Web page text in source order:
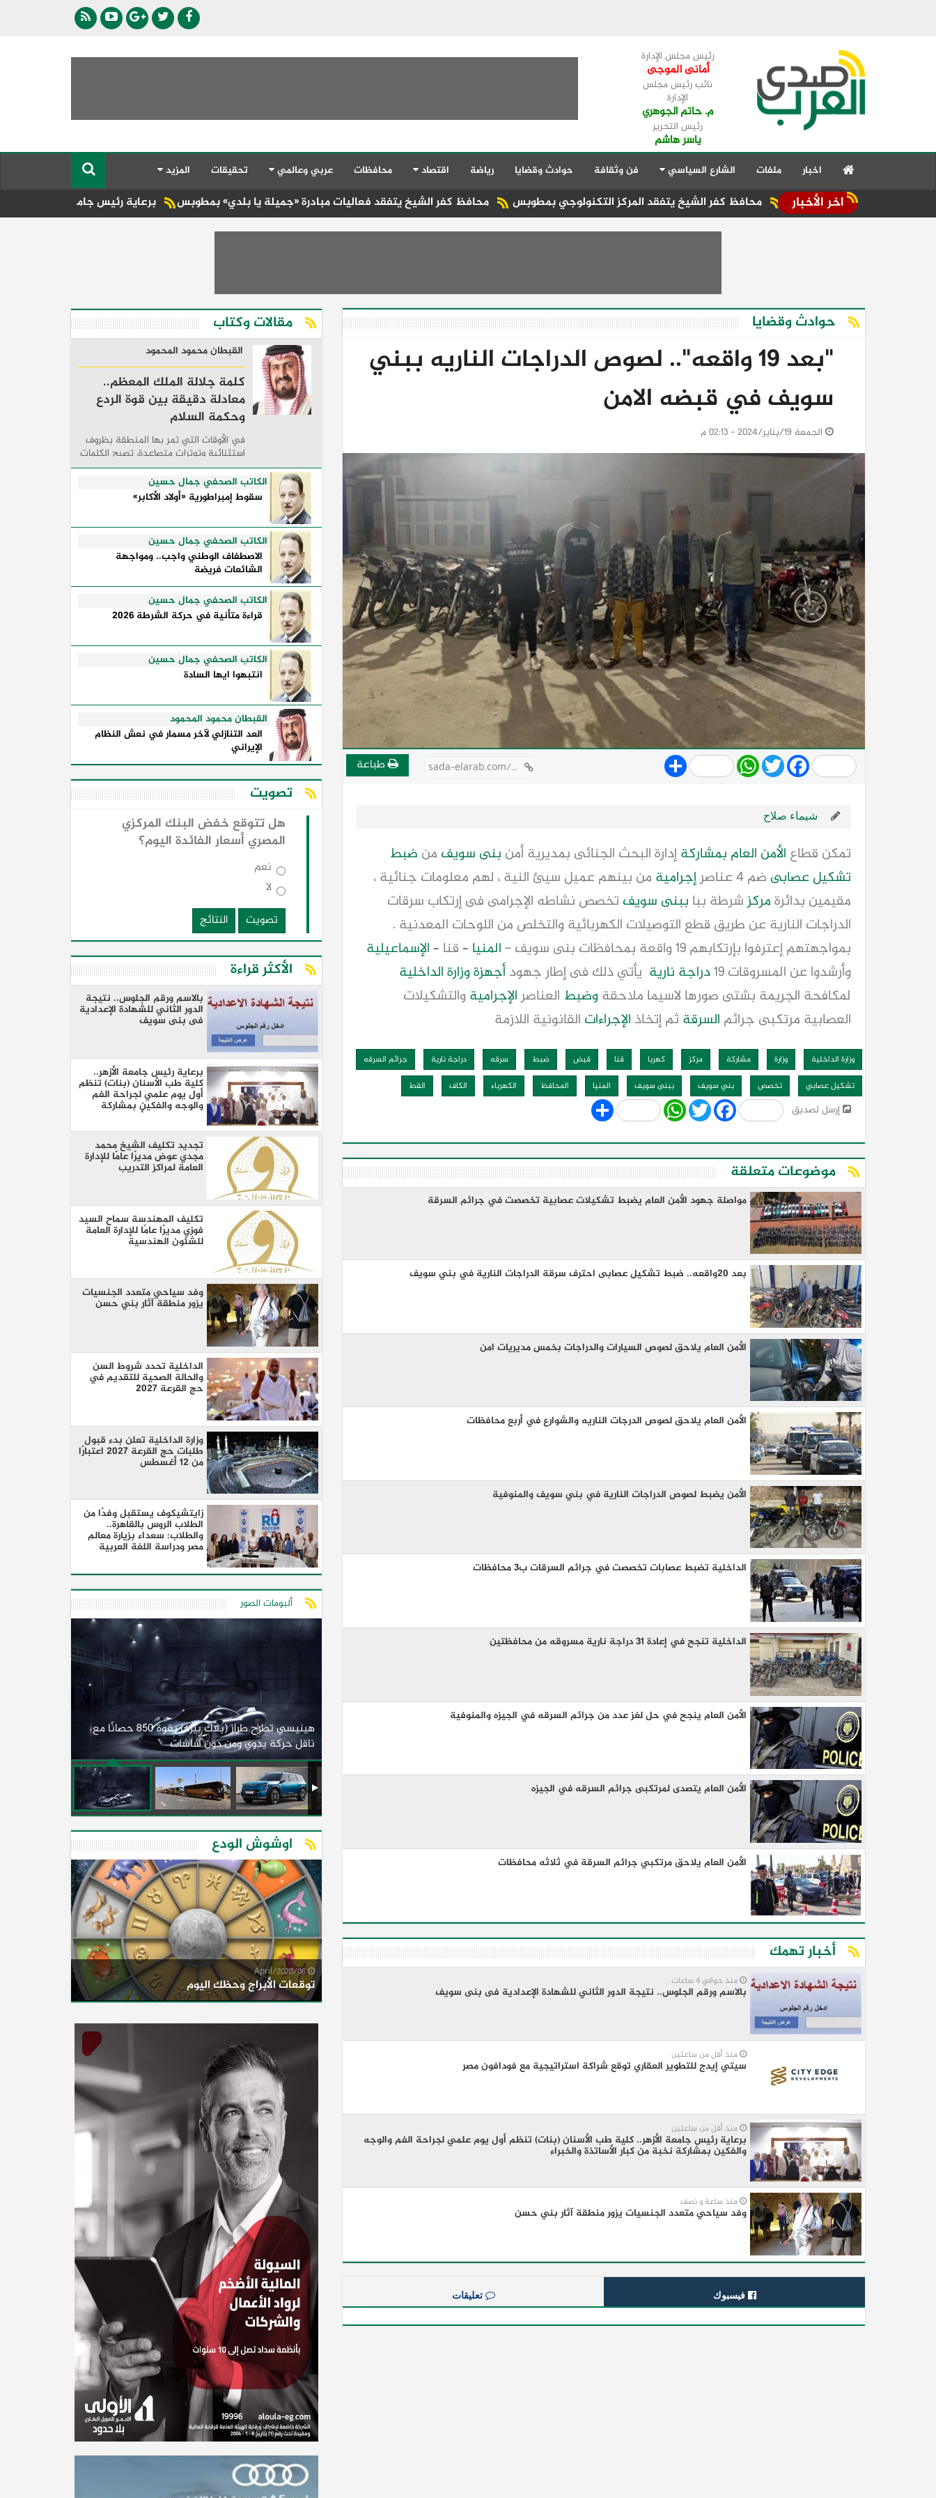
رئيس مجلس الإدارة
أمانى الموجى
نائب رئيس مجلس
الإدارة
م. حاتم الجوهري
رئيس التحرير
ياسر هاشم
اخبار ملفات الشارع السياسي فن وثقافة حوادث وقضايا رياضة اقتصاد محافظات عربي وعالمي تحقيقات المزيد
اخر الأخبار برعاية رئيس جامعة الأزهر.. كلية طب الأسنان محافظ كفر الشيخ يتفقد فعاليات مبادرة «جميلة يا بلدي» بمطوبس محافظ كفر الشيخ يتفقد المركز التكنولوجي بمطوبس
حوادث وقضايا
"بعد 19 واقعه".. لصوص الدراجات الناريه ببني
سويف في قبضه الامن
الجمعة 19/يناير/2024 - 02:13 م
Share WhatsApp
TwitterFacebook طباعة sada-elarab.com/712954
شيماء صلاح
تمكن قطاع الأمن العام بمشاركةإدارة البحث الجنائى بمديرية أمن بنى سويف من ضبط
تشكيل عصابى ضم 4 عناصر إجرامية من بينهم عميل سيئ النية ، لهم معلومات جنائية ،
مقيمين بدائرةمركزشرطة ببا ببنى سويف تخصص نشاطه الإجرامى فى إرتكاب سرقات
الدراجات النارية عن طريق قطع التوصيلات الكهربائية والتخلص من اللوحات المعدنية .
بمواجهتهم إعترفوا بإرتكابهم 19 واقعة بمحافظات بنى سويف -
المنيا – قنا –الإسماعيلية
وأرشدوا عن المسروقات 19
دراجة نارية يأتي ذلك فى إطار جهودأجهزةوزارةالداخلية
لمكافحة الجريمة بشتى صورها لاسيما ملاحقةوضبط العناصرالإجرامية والتشكيلات
العصابية مرتكبى جرائم السرقة ثم إتخاذ الإجراءات القانونية اللازمة
وزارة الداخلية وزارة مشاركة مركز كهربا قنا قبض ضبط سرقه دراجة نارية
جرائم السرقه
تشكيل عصابي
تخصص بني سويف ببنى سويف المنيا المحافظ الكهرباء الكاف القط
إرسل لصديق Share WhatsApp
Twitter Facebook
موضوعات متعلقة
مواصلة جهود الأمن العام يضبط تشكيلات عصابية تخصصت في جرائم السرقة
بعد 20واقعه.. ضبط تشكيل عصابى احترف سرقة الدراجات النارية في بني سويف
الأمن العام يلاحق لصوص السيارات والدراجات بخمس مديريات امن
الأمن العام يلاحق لصوص الدرجات الناريه والشوارع في أربع محافظات
الأمن يضبط لصوص الدراجات النارية في بني سويف والمنوفية
الداخلية تضبط عصابات تخصصت في جرائم السرقات ب3 محافظات
الداخلية تنجح في إعادة 31 دراجة نارية مسروقه من محافظتين
الأمن العام ينجح في حل لغز عدد من جرائم السرقه في الجيزه والمنوفية
الأمن العام يتصدى لمرتكبى جرائم السرقه في الجيزه
الأمن العام يلاحق مرتكبي جرائم السرقة في ثلاثه محافظات
أخبار تهمك
منذ حوالي 4 ساعات
بالاسم ورقم الجلوس.. نتيجة الدور الثاني للشهادة الإعدادية فى بنى سويف
منذ أقل من ساعتين
سيتي إيدج للتطوير العقاري توقع شراكة استراتيجية مع فودافون مصر
منذ أقل من ساعتين
برعاية رئيس جامعة الأزهر.. كلية طب الأسنان (بنات) تنظم أول يوم علمي لجراحة الفم والوجه
والفكين بمشاركة نخبة من كبار الأساتذة والخبراء
منذ ساعة و نصف
وفد سياحي متعدد الجنسيات يزور منطقة آثار بني حسن
فيسبوك تعليقات
مقالات وكتاب
القبطان محمود المحمود
كلمة جلالة الملك المعظم..
معادلة دقيقة بين قوة الردع
وحكمة السلام
في الأوقات التي تمر بها المنطقة بظروف
استثنائية وتوترات متصاعدة، تصبح الكلمات
السياسية أكثر من مجرد مواقف معلنة؛ فهي
تكشف طريقة تفكير الدول، وكيفية إدارتها
للأزمات، والحدود التي تفصل بين القوة ...
الكاتب الصحفي جمال حسين
سقوط إمبراطورية «أولاد الأكابر»
الكاتب الصحفي جمال حسين
الاصطفاف الوطني واجب.. ومواجهة
الشائعات فريضة
الكاتب الصحفي جمال حسين
قراءة متأنية في حركة الشرطة 2026
الكاتب الصحفي جمال حسين
انتبهوا ايها السادة
القبطان محمود المحمود
العد التنازلي لآخر مسمار في نعش النظام
الإيراني
تصويت
هل تتوقع خفض البنك المركزي
المصري أسعار الفائدة اليوم؟
نعم
لا
تصويت
النتائج
الأكثر قراءة
بالاسم ورقم الجلوس.. نتيجة
الدور الثاني للشهادة الإعدادية
فى بنى سويف
برعاية رئيس جامعة الأزهر..
كلية طب الأسنان (بنات) تنظم
أول يوم علمي لجراحة الفم
والوجه والفكين بمشاركة
نخبة من كبار الأساتذة والخبراء
تجديد تكليف الشيخ محمد
مجدي عوض مديرًا عامًا للإدارة
العامة لمراكز التدريب
تكليف المهندسة سماح السيد
فوزي مديرًا عامًا للإدارة العامة
للشئون الهندسية
وفد سياحي متعدد الجنسيات
يزور منطقة آثار بني حسن
الداخلية تحدد شروط السن
والحالة الصحية للتقديم في
حج القرعة 2027
وزارة الداخلية تعلن بدء قبول
طلبات حج القرعة 2027 اعتبارًا
من 12 أغسطس
زايتشيكوف يستقبل وفدًا من
الطلاب الروس بالقاهرة..
والطلاب: سعداء بزيارة معالم
مصر ودراسة اللغة العربية
ألبومات الصور
هينيسي تطرح طراز (بلاك بيرد) بقوة 850 حصانًا مع
ناقل حركة يدوي ومن دون شاشات
وزير النقل يدشن 20 أتوبيسًا جديدًا مكيفًا من إنتاج شركة
كيا EV9 GT للباحثين عن متعة قيادة السيارات الكهربائية
العائلية
اوشوش الودع
06/April/2020
توقعات الأبراج وحظك اليوم